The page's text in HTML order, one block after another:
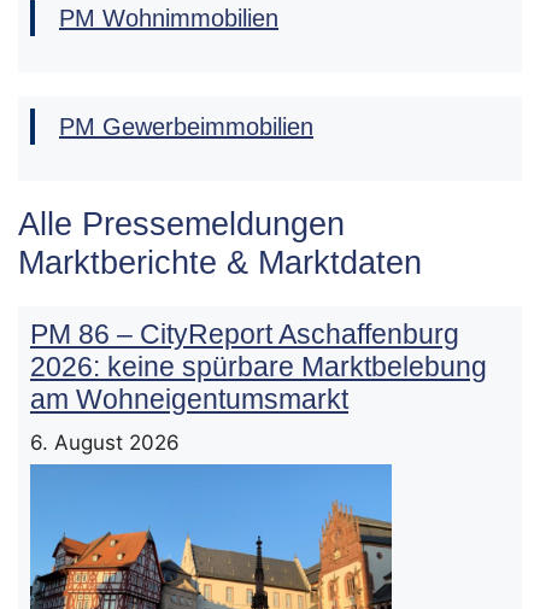
PM Wohnimmobilien
PM Gewerbeimmobilien
Alle Pressemeldungen
Marktberichte & Marktdaten
PM 86 – CityReport Aschaffenburg
2026: keine spürbare Marktbelebung
am Wohneigentumsmarkt
6. August 2026